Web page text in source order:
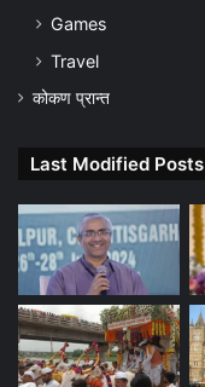
Games
Travel
कोकण प्रान्त
Last Modified Posts